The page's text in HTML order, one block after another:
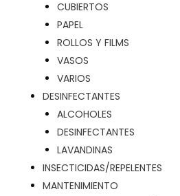
CUBIERTOS
PAPEL
ROLLOS Y FILMS
VASOS
VARIOS
DESINFECTANTES
ALCOHOLES
DESINFECTANTES
LAVANDINAS
INSECTICIDAS/REPELENTES
MANTENIMIENTO